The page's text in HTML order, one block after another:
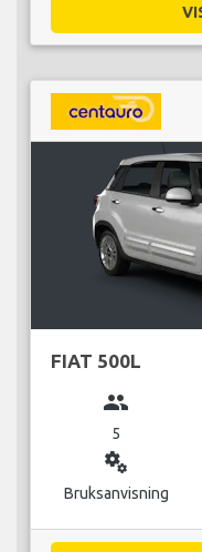
FIAT 500L
group
5
miscellaneous_services
Bruksanvisning